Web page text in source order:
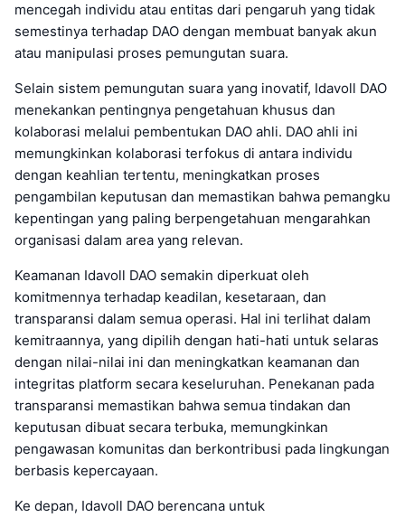
mencegah individu atau entitas dari pengaruh yang tidak
semestinya terhadap DAO dengan membuat banyak akun
atau manipulasi proses pemungutan suara.
Selain sistem pemungutan suara yang inovatif, Idavoll DAO
menekankan pentingnya pengetahuan khusus dan
kolaborasi melalui pembentukan DAO ahli. DAO ahli ini
memungkinkan kolaborasi terfokus di antara individu
dengan keahlian tertentu, meningkatkan proses
pengambilan keputusan dan memastikan bahwa pemangku
kepentingan yang paling berpengetahuan mengarahkan
organisasi dalam area yang relevan.
Keamanan Idavoll DAO semakin diperkuat oleh
komitmennya terhadap keadilan, kesetaraan, dan
transparansi dalam semua operasi. Hal ini terlihat dalam
kemitraannya, yang dipilih dengan hati-hati untuk selaras
dengan nilai-nilai ini dan meningkatkan keamanan dan
integritas platform secara keseluruhan. Penekanan pada
transparansi memastikan bahwa semua tindakan dan
keputusan dibuat secara terbuka, memungkinkan
pengawasan komunitas dan berkontribusi pada lingkungan
berbasis kepercayaan.
Ke depan, Idavoll DAO berencana untuk